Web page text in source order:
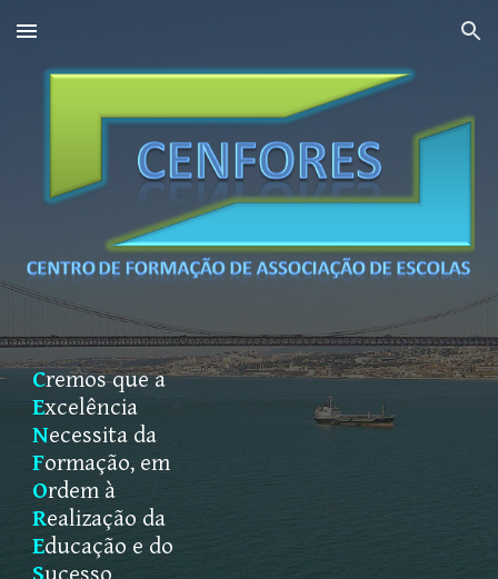
Skip to main content Skip to navigation
Cremos que a
Excelência
Necessita da
Formação, em
Ordem à
Realização da
Educação e do